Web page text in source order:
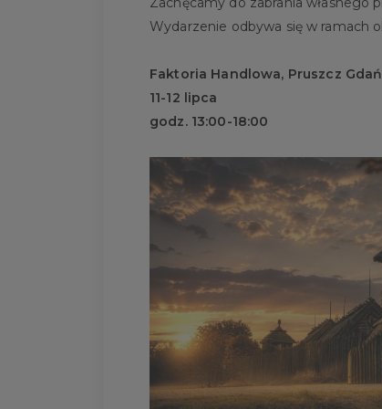
Wydarzenie odbywa się w ramach
Faktoria Handlowa, Pruszcz
11-12 lipca
godz. 13:00-18:00